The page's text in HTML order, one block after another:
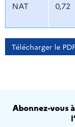
NAT 0,72
Télécharger le
Abonnez-vous